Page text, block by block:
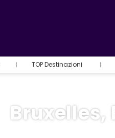
TOP Destinazioni
Bruxelles,